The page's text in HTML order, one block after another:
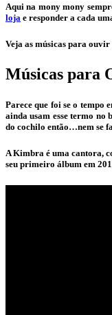
Aqui na mony mony
loja e responder a cada
Veja as músicas para
Músicas para
Parece que foi se o tempo
ainda usam esse termo no
do cochilo então…nem se
A Kimbra é uma cantora,
seu primeiro álbum em